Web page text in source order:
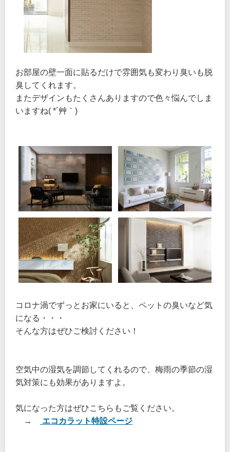
お部屋の壁一面に貼るだけで雰囲気も変わり臭いも脱
臭してくれます。
またデザインもたくさんありますので色々悩んでしま
いますね( *´艸｀)
コロナ渦でずっとお家にいると、ペットの臭いなど気
になる・・・
そんな方はぜひご検討ください！
空気中の湿気を調節してくれるので、梅雨の季節の湿
気対策にも効果がありますよ。
気になった方はぜひこちらもご覧ください。
→
エコカラット特設ページ